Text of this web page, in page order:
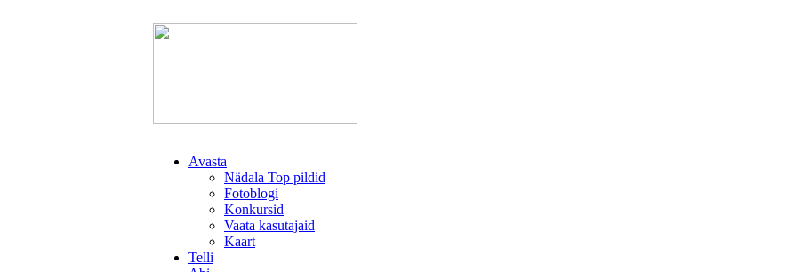
Avasta
Nädala Top pildid
Fotoblogi
Konkursid
Vaata kasutajaid
Kaart
Telli